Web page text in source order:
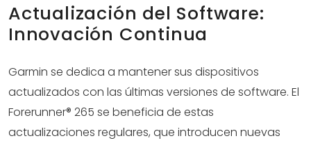
Actualización del Software:
Innovación Continua
Garmin se dedica a mantener sus dispositivos
actualizados con las últimas versiones de software. El
Forerunner® 265 se beneficia de estas
actualizaciones regulares, que introducen nuevas